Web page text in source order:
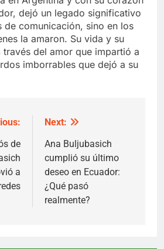
dejó un legado significativo
de comunicación, sino en los
la amaron. Su vida y su
del amor que impartió a
imborrables que dejó a su
de
a
Next:
Ana Buljubasich
cumplió su último
deseo en Ecuador:
¿Qué pasó
realmente?